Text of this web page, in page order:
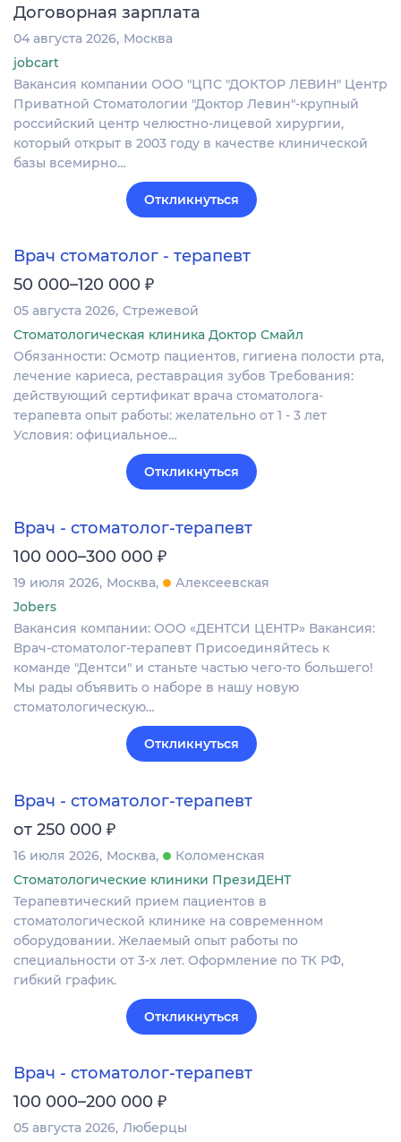
Договорная зарплата
04 августа 2026 Москва
jobcart
Вакансия компании ООО "ЦПС "ДОКТОР ЛЕВИН" Центр
Приватной Стоматологии "Доктор Левин"-крупный
российский центр челюстно-лицевой хирургии,
который открыт в 2003 году в качестве клинической
базы всемирно…
Откликнуться
Врач стоматолог - терапевт
50 000–120 000 ₽
05 августа 2026 Стрежевой
Стоматологическая клиника Доктор Смайл
Обязанности: Осмотр пациентов, гигиена полости рта,
лечение кариеса, реставрация зубов Требования:
действующий сертификат врача стоматолога-
терапевта опыт работы: желательно от 1 - 3 лет
Условия: официальное…
Откликнуться
Врач - стоматолог-терапевт
100 000–300 000 ₽
19 июля 2026 Москва
Алексеевская
Jobers
Вакансия компании: ООО «ДЕНТСИ ЦЕНТР» Вакансия:
Врач-стоматолог-терапевт Присоединяйтесь к
команде "Дентси" и станьте частью чего-то большего!
Мы рады объявить о наборе в нашу новую
стоматологическую…
Откликнуться
Врач - стоматолог-терапевт
от 250 000 ₽
16 июля 2026 Москва
Коломенская
Стоматологические клиники ПрезиДЕНТ
Терапевтический прием пациентов в
стоматологической клинике на современном
оборудовании. Желаемый опыт работы по
специальности от 3-х лет. Оформление по ТК РФ,
гибкий график.
Откликнуться
Врач - стоматолог-терапевт
100 000–200 000 ₽
05 августа 2026 Люберцы